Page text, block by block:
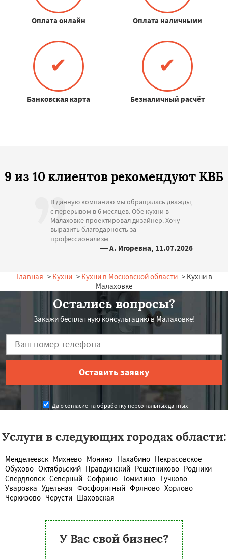
Оплата онлайн Оплата наличными
✔
Банковская карта
✔
Безналичный расчёт
9 из 10 клиентов рекомендуют КВБ
В данную компанию мы обращалась дважды,
с перерывом в 6 месяцев. Обе кухни в
Малаховке проектировал дизайнер. Хочу
выразить благодарность за
профессионализм
— А. Игоревна, 11.07.2026
Главная -> Кухни-> Кухни в Московской области-> Кухни в
Малаховке
Остались вопросы?
Закажи бесплатную консультацию в Малаховке!
Даю согласие на обработку персональных данных
Услуги в следующих городах области:
Менделеевск Михнево Монино Нахабино Некрасовское
Обухово Октябрьский Правдинский Решетниково Родники
Свердловск Северный Софрино Томилино Тучково
Уваровка Удельная Фосфоритный Фряново Хорлово
Черкизово Черусти Шаховская
У Вас свой бизнес?